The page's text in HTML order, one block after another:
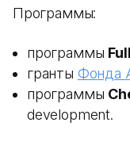
Программы:
программы
гранты Фонда
программы
development.